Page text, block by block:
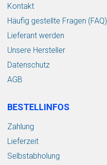
Kontakt
Häufig gestellte Fragen (FAQ)
Lieferant werden
Unsere Hersteller
Datenschutz
AGB
BESTELLINFOS
Zahlung
Lieferzeit
Selbstabholung